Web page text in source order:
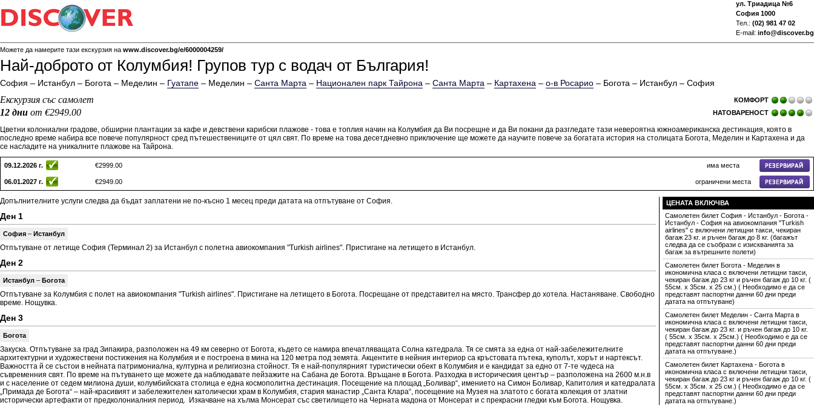
ул. Триадица №6
София 1000
Тел.: (02) 981 47 02
E-mail: info@discover.bg
Можете да намерите тази екскурзия на www.discover.bg/e/6000004259/
Най-доброто от Колумбия! Групов тур с водач от България!
София – Истанбул – Богота – Меделин – Гуатапе – Меделин – Санта Марта – Национален парк Тайрона – Санта Марта – Картахена – о-в Росарио – Богота – Истанбул – София
Екскурзия със самолет
12 дни от €2949.00
КОМФОРТ
НАТОВАРЕНОСТ
Цветни колониални градове, обширни плантации за кафе и девствени карибски плажове - това е топлия начин на Колумбия да Ви посрещне и да Ви покани да разгледате тази невероятна южноамериканска дестинация, която в
последно време набира все повече популярност сред пътешествениците от цял свят. По време на това десетдневно приключение ще можете да научите повече за богатата история на столицата Богота, Меделин и Картахена и да
се насладите на уникалните плажове на Taйрона.
09.12.2026 г. €2999.00 има места
06.01.2027 г. €2949.00 ограничени места
Допълнителните услуги следва да бъдат заплатени не по-късно 1 месец преди датата на отпътуване от София.
Ден 1
София – Истанбул
Отпътуване от летище София (Терминал 2) за Истанбул с полетна авиокомпания "Turkish airlines". Пристигане на летищeто в Истанбул.
Ден 2
Истанбул – Богота
Отпътуване за Колумбия с полет на авиокомпания "Turkish airlines". Пристигане на летището в Богота. Посрещане от представител на място. Трансфер до хотела. Настаняване. Свободно
време. Нощувка.
Ден 3
Богота
Закуска. Отпътуване за град Зипакира, разположен на 49 км северно от Богота, където се намира впечатляващата Солна катедрала. Тя се смята за една от най-забележителните
архитектурни и художествени постижения на Колумбия и е построена в мина на 120 метра под земята. Акцентите в нейния интериор са кръстовата пътека, куполът, хорът и нартексът.
Важността й се състои в нейната патримониална, културна и религиозна стойност. Тя е най-популярният туристически обект в Колумбия и е кандидат за едно от 7-те чудеса на
съвременния свят. По време на пътуването ще можете да наблюдавате пейзажите на Сабана де Богота. Връщане в Богота. Разходка в историческия център – разположена на 2600 м.н.в
и с население от седем милиона души, колумбийската столица е една космополитна дестинация. Посещение на площад „Боливар“, имението на Симон Боливар, Капитолия и катедралата
„Примада де Богота“ – най-красивият и забележителен католически храм в Колумбия, стария манастир „Санта Клара“, посещение на Музея на златото с богата колекция от златни
исторически артефакти от предколониалния период. Изкачване на хълма Монсерат със светилището на Черната мадона от Монсерат и с прекрасни гледки към Богота. Нощувка.
ЦЕНАТА ВКЛЮЧВА
Самолетен билет София - Истанбул - Богота -
Истанбул - София на авиокомпания "Turkish
airlines" с включени летищни такси, чекиран
багаж 23 кг. и ръчен багаж до 8 кг. (багажът
следва да се съобрази с изискванията за
багаж за вътрешните полети)
Самолетен билет Богота - Меделин в
икономична класа с включени летищни такси,
чекиран багаж до 23 кг и ръчен багаж до 10 кг. (
55см. x 35см. x 25 см.) ( Необходимо е да се
представят паспортни данни 60 дни преди
датата на отпътуване)
Самолетен билет Меделин - Санта Марта в
икономична класа с включени летищни такси,
чекиран багаж до 23 кг. и ръчен багаж до 10 кг.
( 55см. x 35см. x 25см.) ( Необходимо е да се
представят паспортни данни 60 дни преди
датата на отпътуване.)
Самолетен билет Картахена - Богота в
икономична класа с включени летищни такси,
чекиран багаж до 23 кг и ръчен багаж до 10 кг. (
55см. x 35см. x 25 см.) ( Необходимо е да се
представят паспортни данни 60 дни преди
датата на отпътуване.)